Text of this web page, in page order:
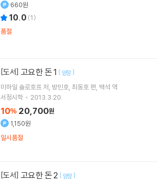
660원
10.0 (1)
품절
[도서] 고요한 돈 1 [ 양장]
미하일 숄로호프 저 방민호 최동호 편 백석 역
서정시학
2013.3.20.
10% 20,700원
1,150원
일시품절
[도서] 고요한 돈 2 [ 양장]